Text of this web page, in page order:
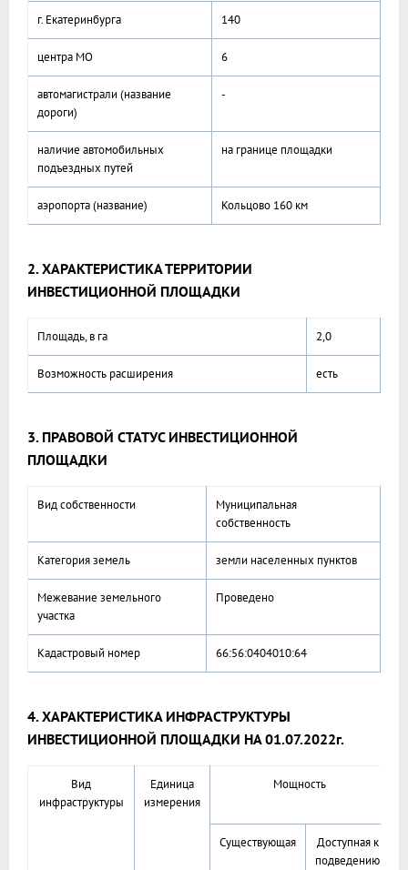
г. Екатеринбурга 140
центра МО 6
автомагистрали (название
дороги)
-
наличие автомобильных
подъездных путей
на границе площадки
аэропорта (название) Кольцово 160 км
2. ХАРАКТЕРИСТИКА ТЕРРИТОРИИ
ИНВЕСТИЦИОННОЙ ПЛОЩАДКИ
Площадь, в га 2,0
Возможность расширения есть
3. ПРАВОВОЙ СТАТУС ИНВЕСТИЦИОННОЙ
ПЛОЩАДКИ
Вид собственности
Муниципальная
собственность
Категория земель земли населенных пунктов
Межевание земельного
участка
Проведено
Кадастровый номер 66:56:0404010:64
4. ХАРАКТЕРИСТИКА ИНФРАСТРУКТУРЫ
ИНВЕСТИЦИОННОЙ ПЛОЩАДКИ НА01.07.2022г.
Вид
инфраструктуры
Единица
измерения
Мощность
Существующая
Доступная к
подведению